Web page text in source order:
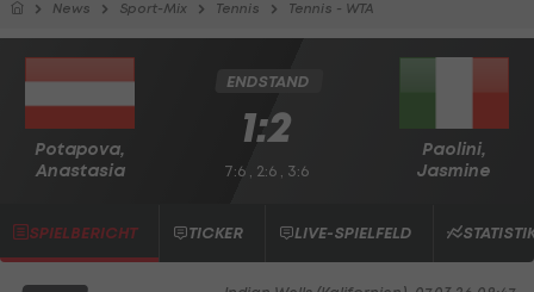
News Sport-Mix Tennis Tennis - WTA
Potapova,
Anastasia
Paolini,
Jasmine
ENDSTAND
1:2
7:6 , 2:6 , 3:6
SPIELBERICHT TICKER LIVE-SPIELFELD